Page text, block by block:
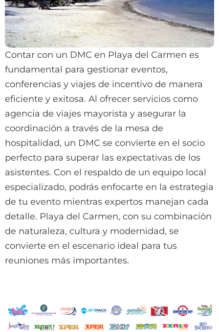
Contar con un DMC en Playa del Carmen es
fundamental para gestionar eventos,
conferencias y viajes de incentivo de manera
eficiente y exitosa. Al ofrecer servicios como
agencia de viajes mayorista y asegurar la
coordinación a través de la mesa de
hospitalidad, un DMC se convierte en el socio
perfecto para superar las expectativas de los
asistentes. Con el respaldo de un equipo local
especializado, podrás enfocarte en la estrategia
de tu evento mientras expertos manejan cada
detalle. Playa del Carmen, con su combinación
de naturaleza, cultura y modernidad, se
convierte en el escenario ideal para tus
reuniones más importantes.